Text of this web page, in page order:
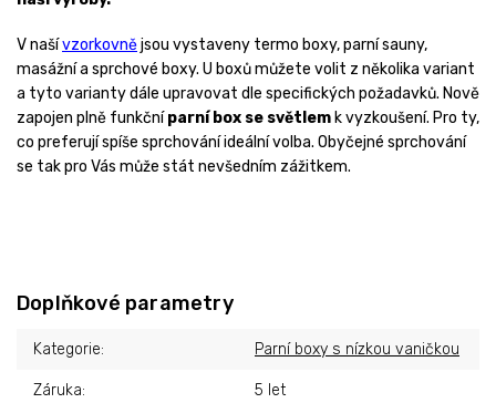
V našívzorkovnějsou vystaveny termo boxy, parní sauny,
masážní a sprchové boxy. U boxů můžete volit z několika variant
a tyto varianty dále upravovat dle specifických požadavků. Nově
zapojen plně funkčníparní box se světlem k vyzkoušení. Pro ty,
co preferují spíše sprchování ideální volba. Obyčejné sprchování
se tak pro Vás může stát nevšedním zážitkem.
Doplňkové parametry
Kategorie: Parní boxy s nízkou vaničkou
Záruka: 5 let